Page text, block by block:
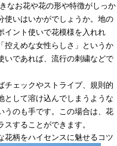
なお花や花の形や特徴がしっか
使いはいかがでしょうか。地の
イント使いで花模様を入れれ
控えめな女性らしさ」というか
いであれば、流行の刺繍などで
チェックやストライプ、規則的
として溶け込んでしまうような
うのも手です。この場合は、花
することができます。
花柄をハイセンスに魅せるコツ